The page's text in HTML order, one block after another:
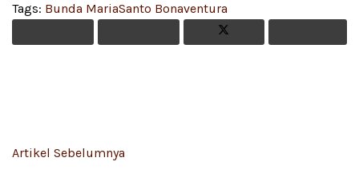
Tags: Bunda MariaSanto Bonaventura
Artikel Sebelumnya